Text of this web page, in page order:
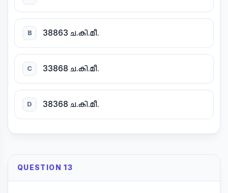
B 38863 ച.കി.മീ.
C 33868 ച.കി.മീ.
D 38368 ച.കി.മീ.
QUESTION 13